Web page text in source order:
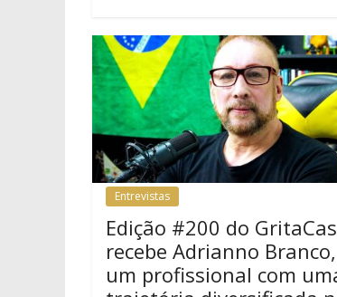
Entrevistas
Edição #200 do
recebe Adrianno Branco,
um profissional com